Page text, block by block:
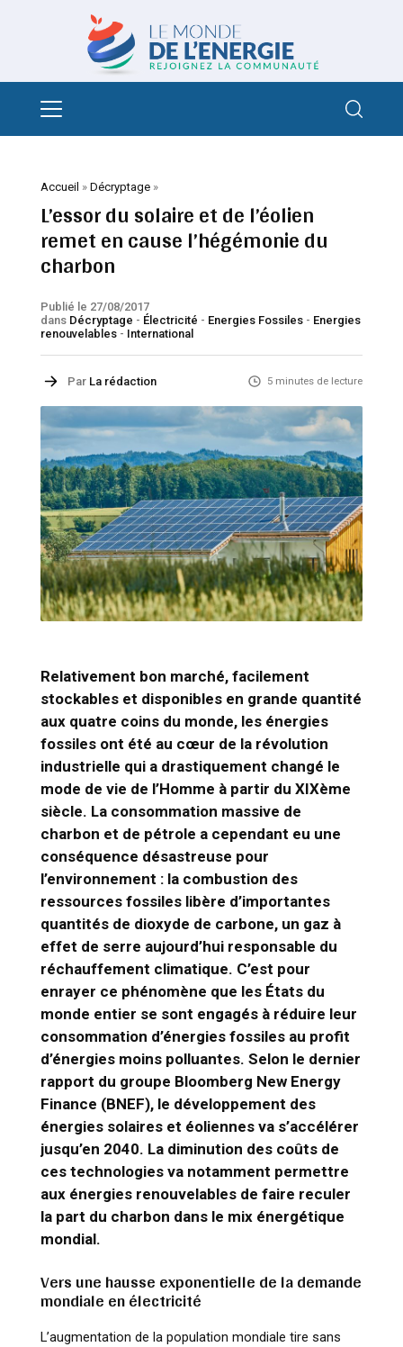
Accueil » Décryptage»
L’essor du solaire et de l’éolien
remet en cause l’hégémonie du
charbon
Publié le 27/08/2017
dans Décryptage - Électricité - Energies Fossiles- Energies
renouvelables- International
Par La rédaction 5 minutes de lecture
Relativement bon marché, facilement
stockables et disponibles en grande quantité
aux quatre coins du monde, les énergies
fossiles ont été au cœur de la révolution
industrielle qui a drastiquement changé le
mode de vie de l’Homme à partir du XIXème
siècle. La consommation massive de
charbon et de pétrole a cependant eu une
conséquence désastreuse pour
l’environnement : la combustion des
ressources fossiles libère d’importantes
quantités de dioxyde de carbone, un gaz à
effet de serre aujourd’hui responsable du
réchauffement climatique. C’est pour
enrayer ce phénomène que les États du
monde entier se sont engagés à réduire leur
consommation d’énergies fossiles au profit
d’énergies moins polluantes. Selon le dernier
rapport du groupe Bloomberg New Energy
Finance (BNEF), le développement des
énergies solaires et éoliennes va s’accélérer
jusqu’en 2040. La diminution des coûts de
ces technologies va notamment permettre
aux énergies renouvelables de faire reculer
la part du charbon dans le mix énergétique
mondial.
Vers une hausse exponentielle de la demande
mondiale en électricité
L’augmentation de la population mondiale tire sans